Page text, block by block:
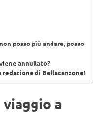
posso più andare, posso
annullato?
redazione di Bellacanzone!
a